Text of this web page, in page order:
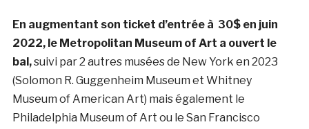
En augmentant son ticket d’entrée à 30$ en juin
2022, le Metropolitan Museum of Art a ouvert le
bal,suivi par 2 autres musées de New York en 2023
(Solomon R. Guggenheim Museum et Whitney
Museum of American Art) mais également le
Philadelphia Museum of Art ou le San Francisco